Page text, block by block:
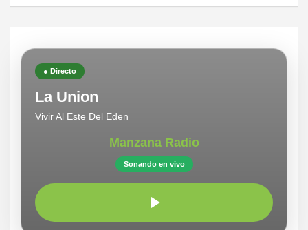
● Directo
La Union
Vivir Al Este Del Eden
Manzana Radio
Sonando en vivo